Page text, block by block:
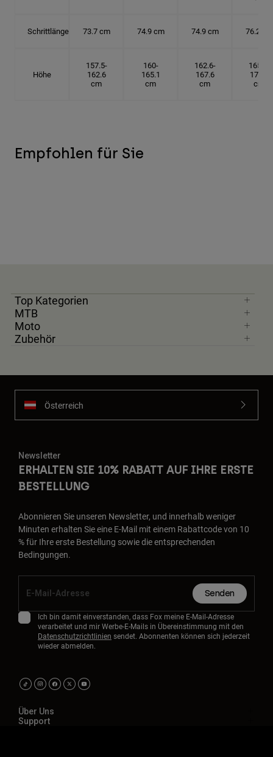
Schrittlänge 73.7 cm 74.9 cm 74.9 cm 76.2 cm
Höhe
157.5-
162.6
cm
160-
165.1
cm
162.6-
167.6
cm
165.1-
172.7
cm
Empfohlen für Sie
Top Kategorien
MTB
Moto
Zubehör
Österreich
Newsletter
ERHALTEN SIE 10% RABATT AUF IHRE ERSTE
BESTELLUNG
Abonnieren Sie unseren Newsletter, und innerhalb weniger
Minuten erhalten Sie eine E-Mail mit einem Rabattcode von 10
% für Ihre erste Bestellung sowie die entsprechenden
Bedingungen.
Senden
Ich bin damit einverstanden, dass Fox meine E-Mail-Adresse
verarbeitet und mir Werbe-E-Mails in Übereinstimmung mit den
Datenschutzrichtlinien sendet. Abonnenten können sich jederzeit
wieder abmelden.
Über Uns
Support